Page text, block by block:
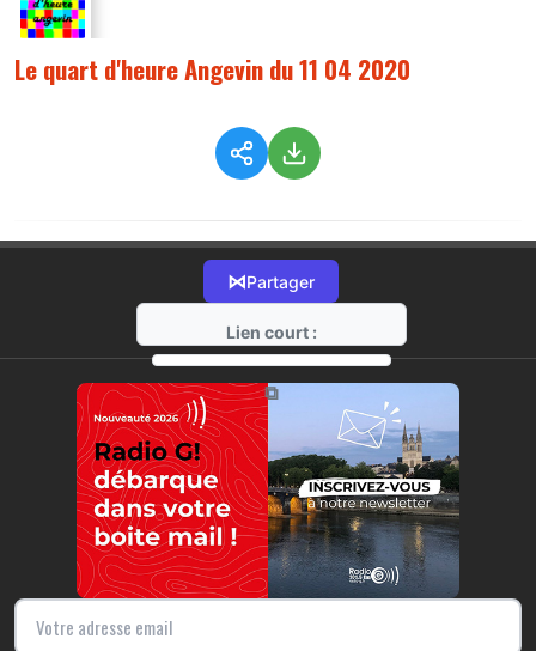
Le quart d'heure Angevin du 11 04 2020
⋈Partager
Lien court :
https://radio-g.fr?9795
⧉